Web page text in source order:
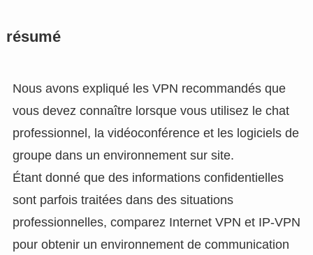
résumé
Nous avons expliqué les VPN recommandés que
vous devez connaître lorsque vous utilisez le chat
professionnel, la vidéoconférence et les logiciels de
groupe dans un environnement sur site.
Étant donné que des informations confidentielles
sont parfois traitées dans des situations
professionnelles, comparez Internet VPN et IP-VPN
pour obtenir un environnement de communication